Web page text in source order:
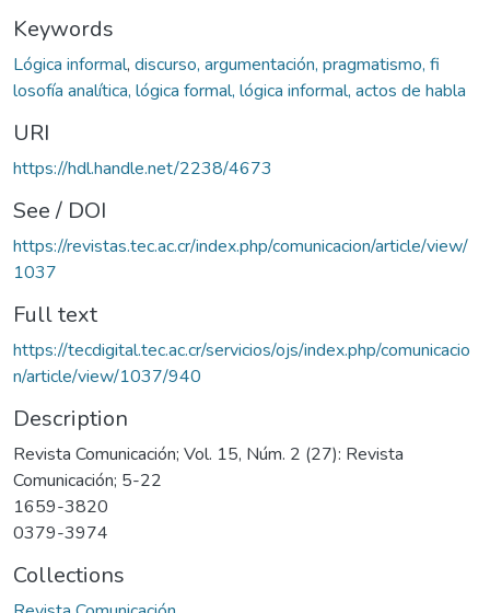
Keywords
Lógica informal, discurso, argumentación, pragmatismo, fi
losofía analítica, lógica formal, lógica informal, actos de habla
URI
https://hdl.handle.net/2238/4673
See / DOI
https://revistas.tec.ac.cr/index.php/comunicacion/article/view/
1037
Full text
https://tecdigital.tec.ac.cr/servicios/ojs/index.php/comunicacio
n/article/view/1037/940
Description
Revista Comunicación; Vol. 15, Núm. 2 (27): Revista
Comunicación; 5-22
1659-3820
0379-3974
Collections